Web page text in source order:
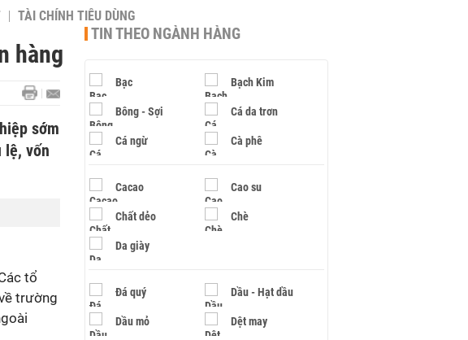
TÀI CHÍNH TIÊU DÙNG
hàng
sớm
lệ, vốn
tổ
trường
TIN THEO NGÀNH HÀNG
Bạc Bạch Kim
Bông - Sợi Cá da trơn
Cá ngừ Cà phê
Cacao Cao su
Chất dẻo Chè
Da giày
Đá quý Dầu - Hạt dầu
Dầu mỏ Dệt may